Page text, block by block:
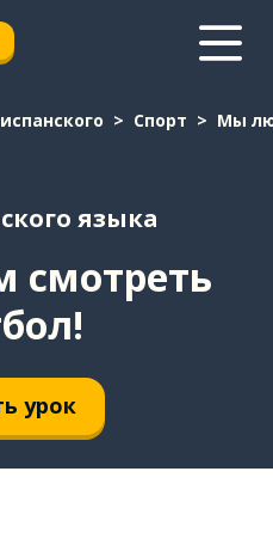
Спорт Мы
языка
урок